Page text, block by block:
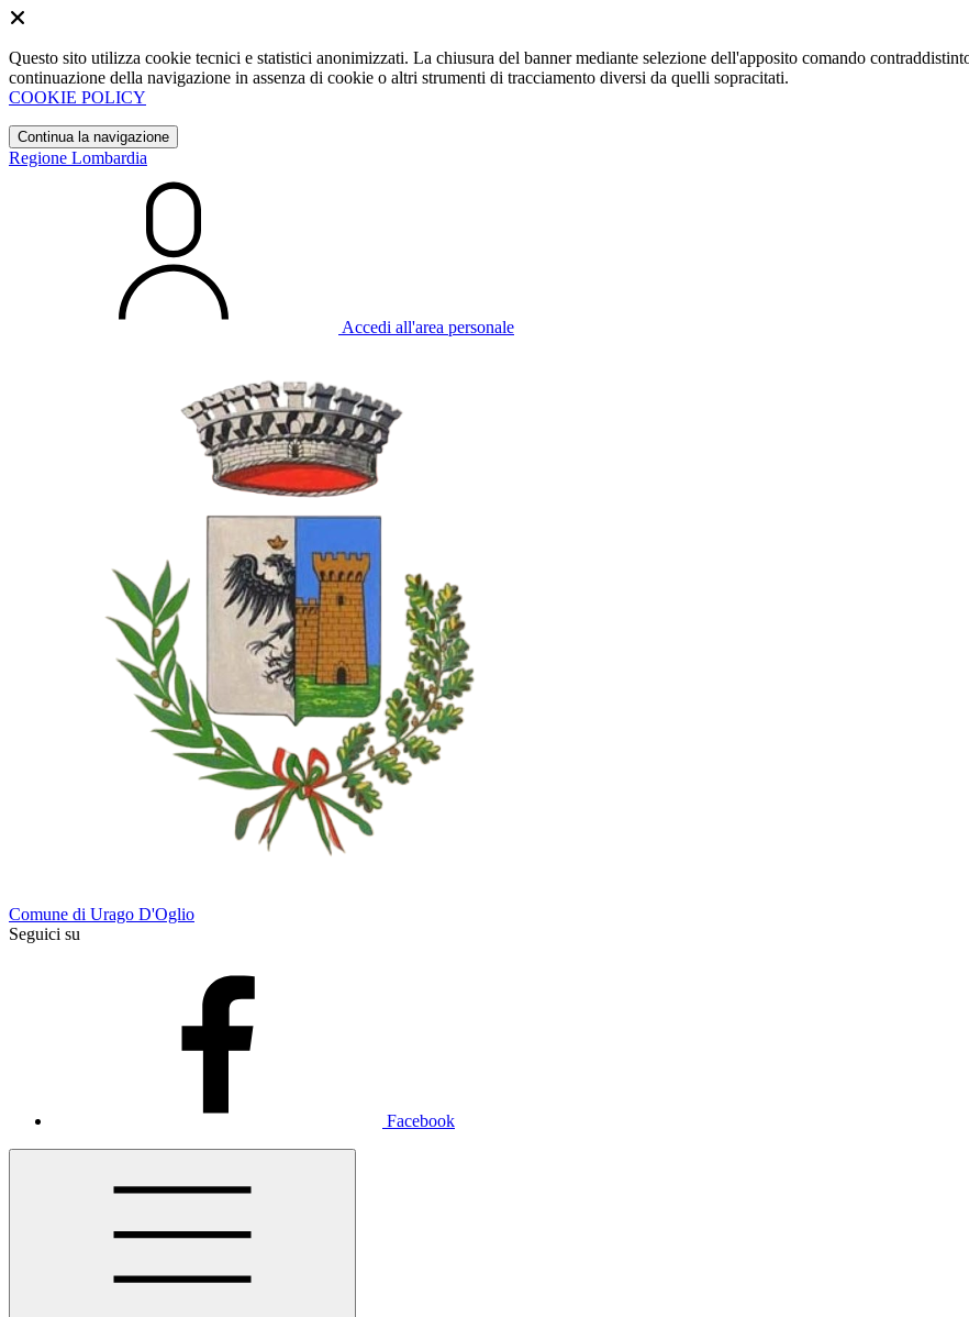
Questo sito utilizza cookie tecnici e statistici anonimizzati. La chiusura del banner mediante selezione dell'apposito comando
continuazione della navigazione in assenza di cookie o altri strumenti di tracciamento diversi da quelli sopracitati.
COOKIE POLICY
Continua la navigazione
Regione Lombardia
Accedi all'area personale
Comune di Urago D'Oglio
Seguici su
Facebook